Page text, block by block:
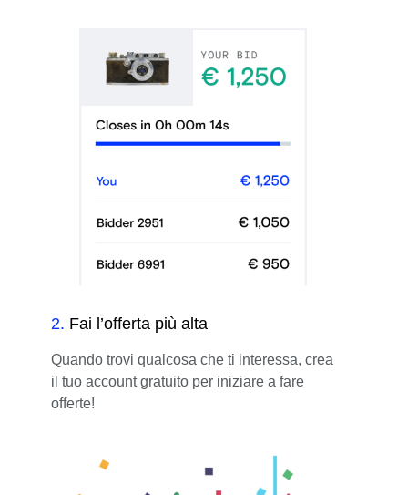
2. Fai l’offerta più alta
Quando trovi qualcosa che ti interessa, crea
il tuo account gratuito per iniziare a fare
offerte!